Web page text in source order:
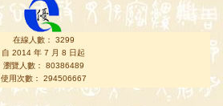
在線人數： 3299
自 2014 年 7 月 8 日起
瀏覽人數： 80386489
使用次數： 294506667